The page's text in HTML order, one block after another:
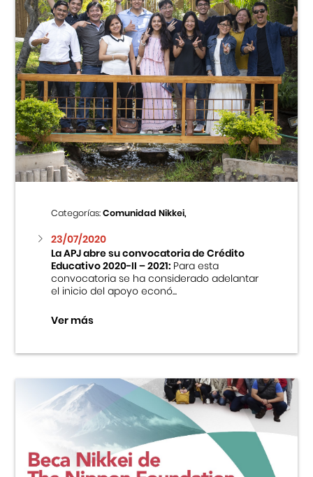
Categorías:Comunidad Nikkei,
23/07/2020
La APJ abre su convocatoria de Crédito
Educativo 2020-II – 2021:Para esta
convocatoria se ha considerado adelantar
el inicio del apoyo econó...
Ver más